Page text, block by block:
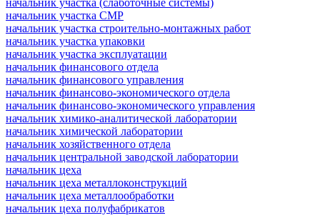
начальник участка СМР
начальник участка строительно-монтажных работ
начальник участка упаковки
начальник участка эксплуатации
начальник финансового отдела
начальник финансового управления
начальник финансово-экономического отдела
начальник финансово-экономического управления
начальник химико-аналитической лаборатории
начальник химической лаборатории
начальник хозяйственного отдела
начальник центральной заводской лаборатории
начальник цеха
начальник цеха металлоконструкций
начальник цеха металлообработки
начальник цеха полуфабрикатов